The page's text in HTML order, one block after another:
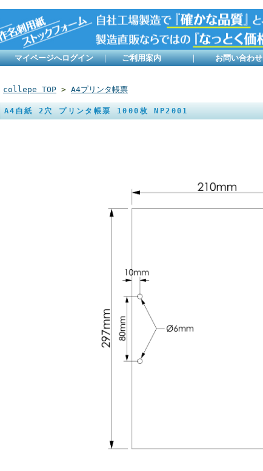
マイページへログイン ｜ ご利用案内 ｜ お問い合わせ
collepe TOP > A4プリンタ帳票
A4白紙 2穴 プリンタ帳票 1000枚 NP2001